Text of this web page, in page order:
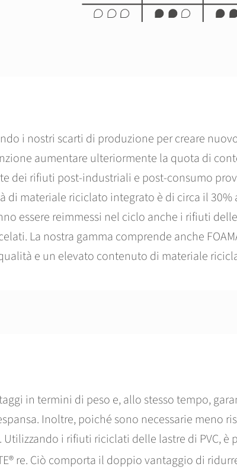
i nostri scarti di produzione per creare
aumentare ulteriormente la quota di
dei rifiuti post-industriali e post-consumo
di materiale riciclato integrato è di circa il
essere reimmessi nel ciclo anche i rifiuti
La nostra gamma comprende anche
e un elevato contenuto di materiale
in termini di peso e, allo stesso tempo,
Inoltre, poiché sono necessarie meno
i rifiuti riciclati delle lastre di PVC,
re. Ciò comporta il doppio vantaggio di